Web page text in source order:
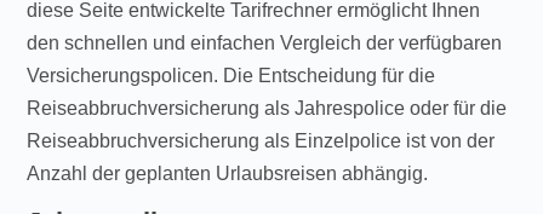
diese Seite entwickelte Tarifrechner ermöglicht Ihnen
den schnellen und einfachen Vergleich der verfügbaren
Versicherungspolicen. Die Entscheidung für die
Reiseabbruchversicherung als Jahrespolice oder für die
Reiseabbruchversicherung als Einzelpolice ist von der
Anzahl der geplanten Urlaubsreisen abhängig.